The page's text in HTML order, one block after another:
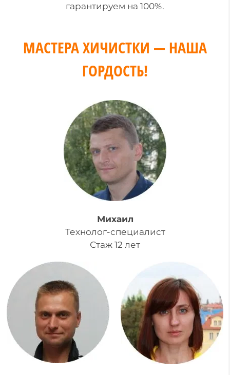
гарантируем на 100%.
МАСТЕРА ХИЧИСТКИ — НАША
ГОРДОСТЬ!
Михаил
Технолог-специалист
Стаж 12 лет